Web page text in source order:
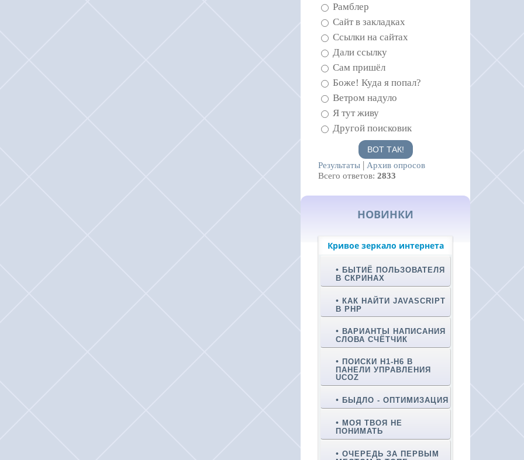
Рамблер
Сайт в закладках
Ссылки на сайтах
Дали ссылку
Сам пришёл
Боже! Куда я попал?
Ветром надуло
Я тут живу
Другой поисковик
Результаты
Архив опросов
Всего ответов: 2833
НОВИНКИ
Кривое зеркало интернета
БЫТИЁ ПОЛЬЗОВАТЕЛЯ
В СКРИНАХ
КАК НАЙТИ JAVASCRIPT
В PHP
ВАРИАНТЫ НАПИСАНИЯ
СЛОВА СЧЁТЧИК
ПОИСКИ H1-H6 В
ПАНЕЛИ УПРАВЛЕНИЯ
UCOZ
БЫДЛО - ОПТИМИЗАЦИЯ
МОЯ ТВОЯ НЕ
ПОНИМАТЬ
ОЧЕРЕДЬ ЗА ПЕРВЫМ